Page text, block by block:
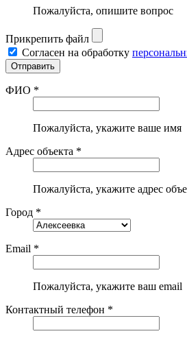
Пожалуйста, опишите вопрос
Прикрепить файл
Согласен на обработку
ФИО *
Пожалуйста, укажите ваше имя
Адрес объекта *
Пожалуйста, укажите адрес
Город *
Email *
Пожалуйста, укажите ваш email
Контактный телефон *